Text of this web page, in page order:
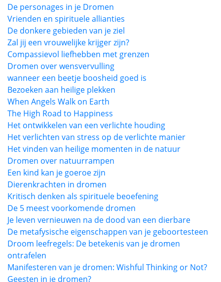
De personages in je Dromen
Vrienden en spirituele allianties
De donkere gebieden van je ziel
Zal jij een vrouwelijke krijger zijn?
Compassievol liefhebben met grenzen
Dromen over wensvervulling
wanneer een beetje boosheid goed is
Bezoeken aan heilige plekken
When Angels Walk on Earth
The High Road to Happiness
Het ontwikkelen van een verlichte houding
Het verlichten van stress op de verlichte manier
Het vinden van heilige momenten in de natuur
Dromen over natuurrampen
Een kind kan je goeroe zijn
Dierenkrachten in dromen
Kritisch denken als spirituele beoefening
De 5 meest voorkomende dromen
Je leven vernieuwen na de dood van een dierbare
De metafysische eigenschappen van je geboortesteen
Droom leefregels: De betekenis van je dromen
ontrafelen
Manifesteren van je dromen: Wishful Thinking or Not?
Geesten in je dromen?